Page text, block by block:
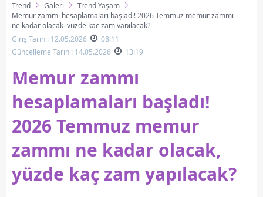
Trend Galeri
Trend Yaşam
Memur zammı hesaplamaları başladı! 2026 Temmuz memur zammı
ne kadar olacak, yüzde kaç zam yapılacak?
Giriş Tarihi: 12.05.2026
08:11
Güncelleme Tarihi: 14.05.2026
13:19
Memur zammı
hesaplamaları başladı!
2026 Temmuz memur
zammı ne kadar olacak,
yüzde kaç zam yapılacak?